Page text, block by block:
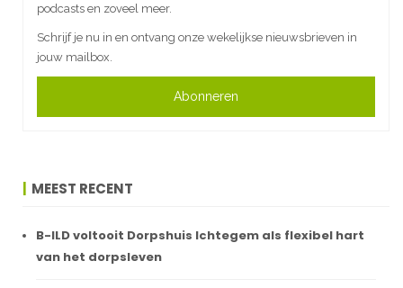
podcasts en zoveel meer.
Schrijf je nu in en ontvang onze wekelijkse nieuwsbrieven in
jouw mailbox.
Abonneren
MEEST RECENT
B-ILD voltooit Dorpshuis Ichtegem als flexibel hart
van het dorpsleven